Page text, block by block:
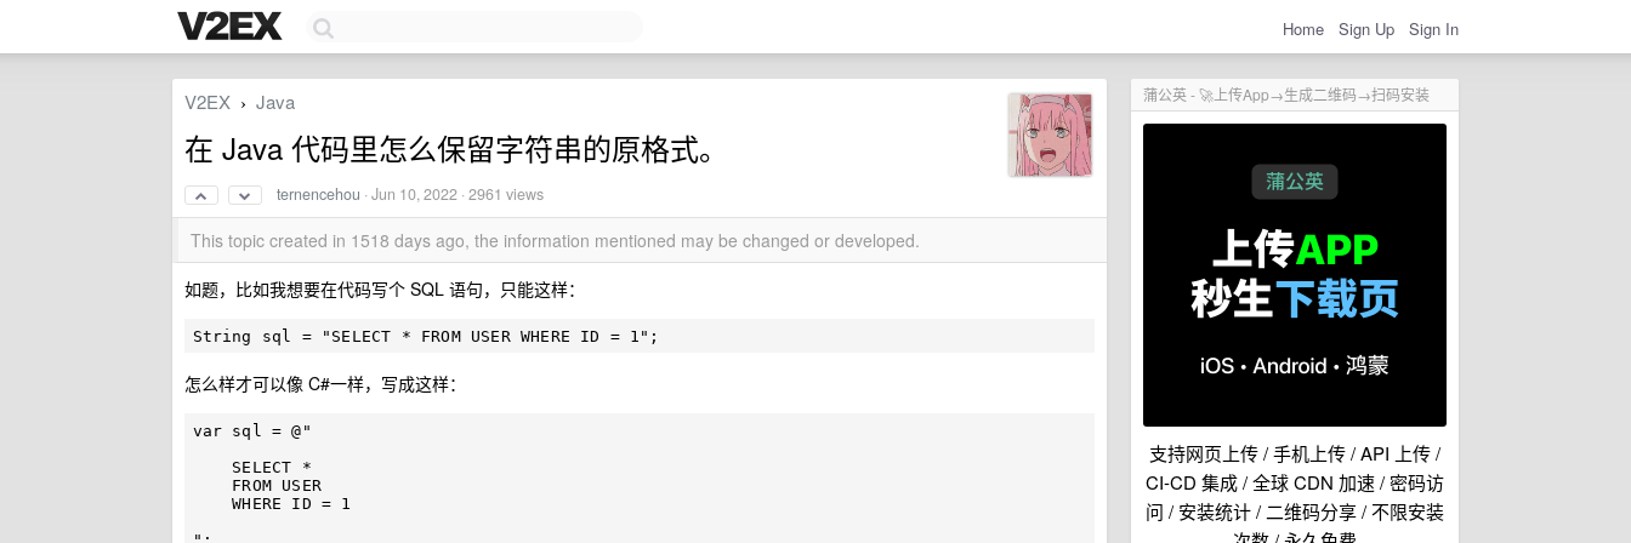
Home Sign Up Sign In
蒲公英 - 🚀上传App→生成二维码→扫码安装
支持网页上传 / 手机上传 / API 上传 /
CI-CD 集成 / 全球 CDN 加速 / 密码访
问 / 安装统计 / 二维码分享 / 不限安装
V2EX › Java
在 Java 代码里怎么保留字符串的原格式。
ternencehou ·Jun 10, 2022 · 2961 views
This topic created in 1518 days ago, the information mentioned may be changed or developed.
如题，比如我想要在代码写个 SQL 语句，只能这样：
怎么样才可以像 C#一样，写成这样：
var sql = @"
    WHERE ID = 1